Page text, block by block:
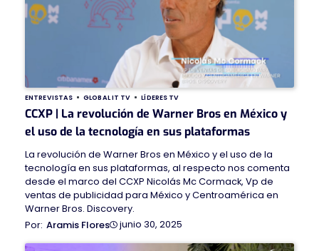
ENTREVISTAS GLOBAL IT TV LÍDERES TV
CCXP | La revolución de Warner Bros en México y
el uso de la tecnología en sus plataformas
La revolución de Warner Bros en México y el uso de la
tecnología en sus plataformas, al respecto nos comenta
desde el marco del CCXP Nicolás Mc Cormack, Vp de
ventas de publicidad para México y Centroamérica en
Warner Bros. Discovery.
Aramis Flores
junio 30, 2025